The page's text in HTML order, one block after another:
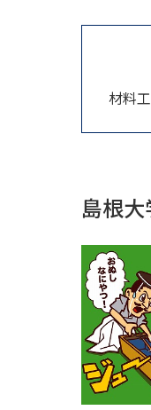
材料
島根